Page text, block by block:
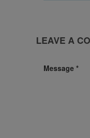
LEAVE A
Message *